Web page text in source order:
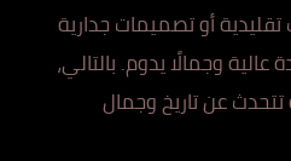
أو تصميمات جدارية
وجمالًا يدوم. بالتالي،
عن تاريخ وجمال